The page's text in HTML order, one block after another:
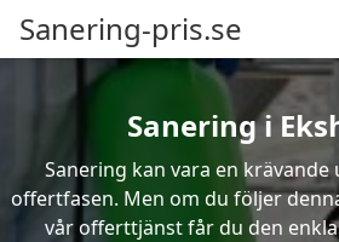
Sanering-pris.se
Sanering i
Sanering kan vara en
offertfasen. Men om du följer
vår offerttjänst får du den